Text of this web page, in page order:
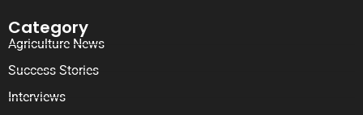
Category
Agriculture News
Success Stories
Interviews